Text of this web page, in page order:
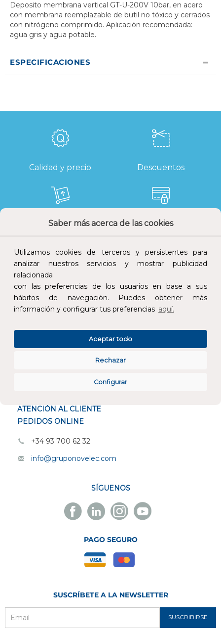
Saber más acerca de las cookies
Utilizamos cookies de terceros y persistentes para
analizar nuestros servicios y mostrar publicidad
relacionada
con las preferencias de los usuarios en base a sus
hábitos de navegación. Puedes obtener más
información y configurar tus preferencias aquí.
Configurar
Rechazar
Aceptar todo
Deposito membrana vertical GT-U-200V 10bar, en acero
con membrana reemplazable de butil no tóxico y cerrados
con nitrógeno comprimido. Aplicación recomendada:
agua gris y agua potable.
ESPECIFICACIONES
Calidad y precio Descuentos
Devoluciones Pago seguro
Atención al cliente
ATENCIÓN AL CLIENTE
PEDIDOS ONLINE
+34 93 700 62 32
info@gruponovelec.com
SÍGUENOS
Facebook
Novelec
Linkedin
Novelec
Instagram
Novelec
Youtube
Novelec
PAGO SEGURO
SUSCRÍBETE A LA NEWSLETTER
SUSCRIBIRSE